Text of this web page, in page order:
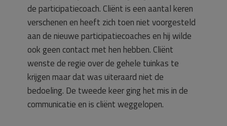
de participatiecoach. Cliënt is een aantal keren
verschenen en heeft zich toen niet voorgesteld
aan de nieuwe participatiecoaches en hij wilde
ook geen contact met hen hebben. Cliënt
wenste de regie over de gehele tuinkas te
krijgen maar dat was uiteraard niet de
bedoeling. De tweede keer ging het mis in de
communicatie en is cliënt weggelopen.